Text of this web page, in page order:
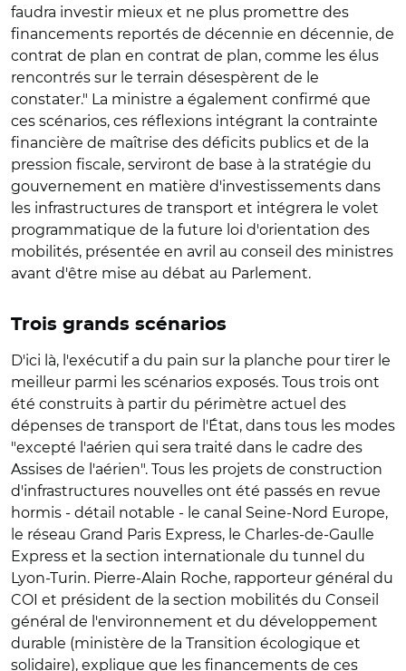
faudra investir mieux et ne plus promettre des
financements reportés de décennie en décennie, de
contrat de plan en contrat de plan, comme les élus
rencontrés sur le terrain désespèrent de le
constater." La ministre a également confirmé que
ces scénarios, ces réflexions intégrant la contrainte
financière de maîtrise des déficits publics et de la
pression fiscale, serviront de base à la stratégie du
gouvernement en matière d'investissements dans
les infrastructures de transport et intégrera le volet
programmatique de la future loi d'orientation des
mobilités, présentée en avril au conseil des ministres
avant d'être mise au débat au Parlement.
Trois grands scénarios
D'ici là, l'exécutif a du pain sur la planche pour tirer le
meilleur parmi les scénarios exposés. Tous trois ont
été construits à partir du périmètre actuel des
dépenses de transport de l'État, dans tous les modes
"excepté l'aérien qui sera traité dans le cadre des
Assises de l'aérien". Tous les projets de construction
d'infrastructures nouvelles ont été passés en revue
hormis - détail notable - le canal Seine-Nord Europe,
le réseau Grand Paris Express, le Charles-de-Gaulle
Express et la section internationale du tunnel du
Lyon-Turin. Pierre-Alain Roche, rapporteur général du
COI et président de la section mobilités du Conseil
général de l'environnement et du développement
durable (ministère de la Transition écologique et
solidaire), explique que les financements de ces